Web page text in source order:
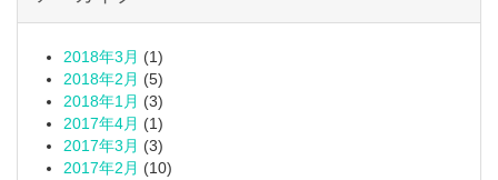
2018年3月 (1)
2018年2月 (5)
2018年1月 (3)
2017年4月 (1)
2017年3月 (3)
2017年2月 (10)